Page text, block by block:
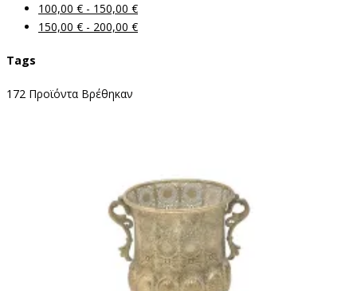
100,00 € - 150,00 €
150,00 € - 200,00 €
Tags
172 Προϊόντα Βρέθηκαν